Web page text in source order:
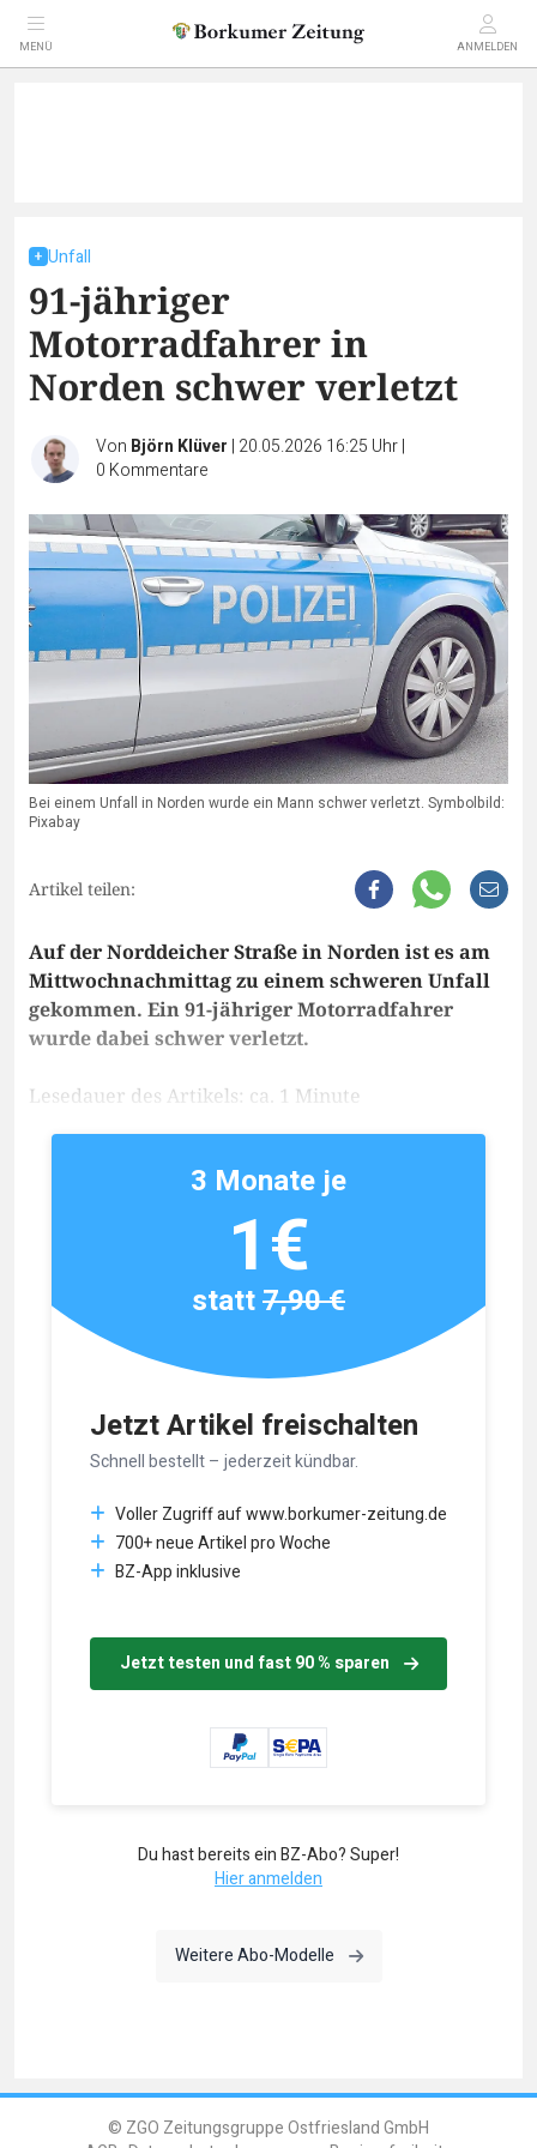
MENÜ ANMELDEN
Unfall
91-jähriger
Motorradfahrer in
Norden schwer verletzt
Von Björn Klüver | 20.05.2026 16:25 Uhr|
0 Kommentare
Bei einem Unfall in Norden wurde ein Mann schwer verletzt. Symbolbild:
Pixabay
Artikel teilen:
Auf der Norddeicher Straße in Norden ist es am
Mittwochnachmittag zu einem schweren Unfall
gekommen. Ein 91-jähriger Motorradfahrer
wurde dabei schwer verletzt.
Lesedauer des Artikels: ca. 1 Minute
Jetzt Artikel freischalten
Schnell bestellt – jederzeit kündbar.
Voller Zugriff auf www.borkumer-zeitung.de
700+ neue Artikel pro Woche
BZ-App inklusive
Jetzt testen und fast 90 % sparen
3 Monate je
1€
statt7,90 €
Du hast bereits ein BZ-Abo? Super!
Hier anmelden
Weitere Abo-Modelle
© ZGO Zeitungsgruppe Ostfriesland GmbH